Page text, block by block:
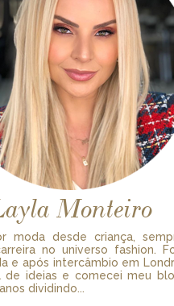
Monteiro
moda desde criança,
no universo fashion.
e após intercâmbio em
de ideias e comecei meu
dividindo...